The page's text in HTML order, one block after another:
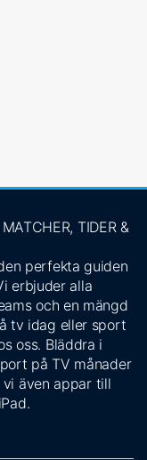
TIDER &
perfekta guiden
erbjuder alla
och en mängd
tv idag eller sport
oss. Bläddra i
på TV månader
även appar till